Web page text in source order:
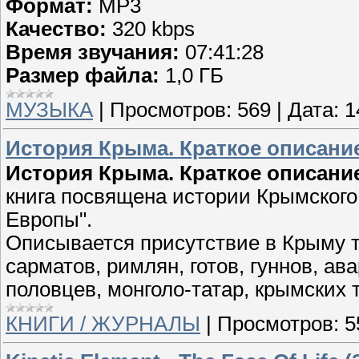
Формат: MP3
Качество: 320 kbps
Время звучания: 07:41:28
Размер файла: 1,0 ГБ
МУЗЫКА
Просмотров: 569 Дата:
История Крыма. Краткое
История Крыма. Краткое
книга посвящена истории
Европы".
Описывается присутствие в Крыму
сарматов, римлян, готов, гуннов,
половцев, монголо-татар, крымских
КНИГИ / ЖУРНАЛЫ | Просмотров: